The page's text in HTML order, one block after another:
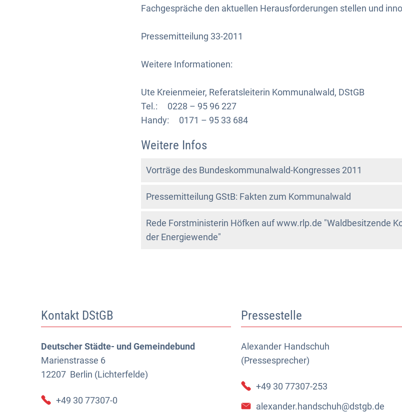
Fachgespräche den aktuellen Herausforderungen stellen und
Pressemitteilung 33-2011
Weitere Informationen:
Ute Kreienmeier, Referatsleiterin Kommunalwald, DStGB
Tel.: 0228 – 95 96 227
Handy: 0171 – 95 33 684
Weitere Infos
Vorträge des Bundeskommunalwald-Kongresses 2011
Pressemitteilung GStB: Fakten zum Kommunalwald
Rede Forstministerin Höfken auf www.rlp.de "Waldbesitzende
der Energiewende"
Kontakt DStGB
Deutscher Städte- und Gemeindebund
Marienstrasse 6
12207 Berlin (Lichterfelde)
+49 30 77307-0
Pressestelle
Alexander Handschuh
(Pressesprecher)
Alexander Handschuh (Pressesprecher)
+49 30 77307-253
alexander.handschuh@dstgb.de